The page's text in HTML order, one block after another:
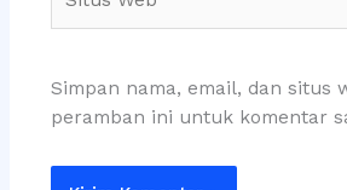
Web
Simpan nama, email, dan situs
peramban ini untuk komentar